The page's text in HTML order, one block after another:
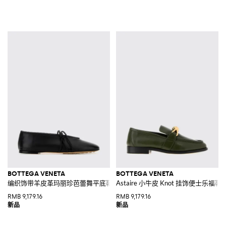
BOTTEGA VENETA
编织饰带羊皮革玛丽珍芭蕾舞平底鞋
RMB 9,179.16
BOTTEGA VENETA
Astaire 小牛皮 Knot 挂饰便士乐福鞋
RMB 9,179.16